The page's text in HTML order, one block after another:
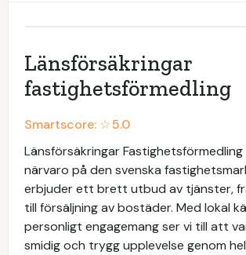
Länsförsäkringar
fastighetsförmedling
Smartscore: ☆5.0
Länsförsäkringar
närvaro på den svenska
erbjuder ett brett utbud av tjänster,
till försäljning av bostäder. Med lokal
personligt engagemang ser vi till att
smidig och trygg upplevelse genom